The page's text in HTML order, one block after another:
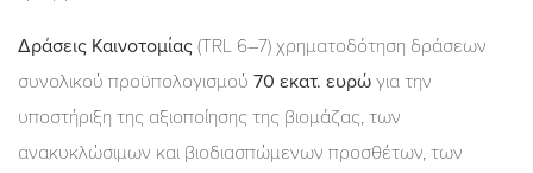
Δράσεις Καινοτομίας (TRL 6–7) χρηματοδότηση δράσεων
συνολικού προϋπολογισμού 70 εκατ. ευρώ για την
υποστήριξη της αξιοποίησης της βιομάζας, των
ανακυκλώσιμων και βιοδιασπώμενων προσθέτων, των